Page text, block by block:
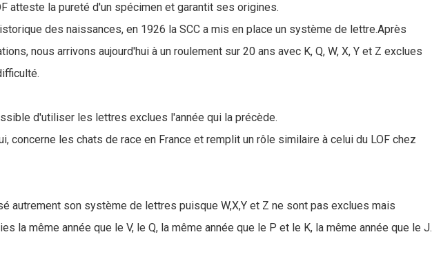
atteste la pureté d'un spécimen et garantit ses origines.
des naissances, en 1926 la SCC a mis en place un système de lettre.Après
nous arrivons aujourd'hui à un roulement sur 20 ans avec K, Q, W, X, Y et Z exclues
d'utiliser les lettres exclues l'année qui la précède.
concerne les chats de race en France et remplit un rôle similaire à celui du LOF chez
autrement son système de lettres puisque W,X,Y et Z ne sont pas exclues mais
la même année que le V, le Q, la même année que le P et le K, la même année que le J.